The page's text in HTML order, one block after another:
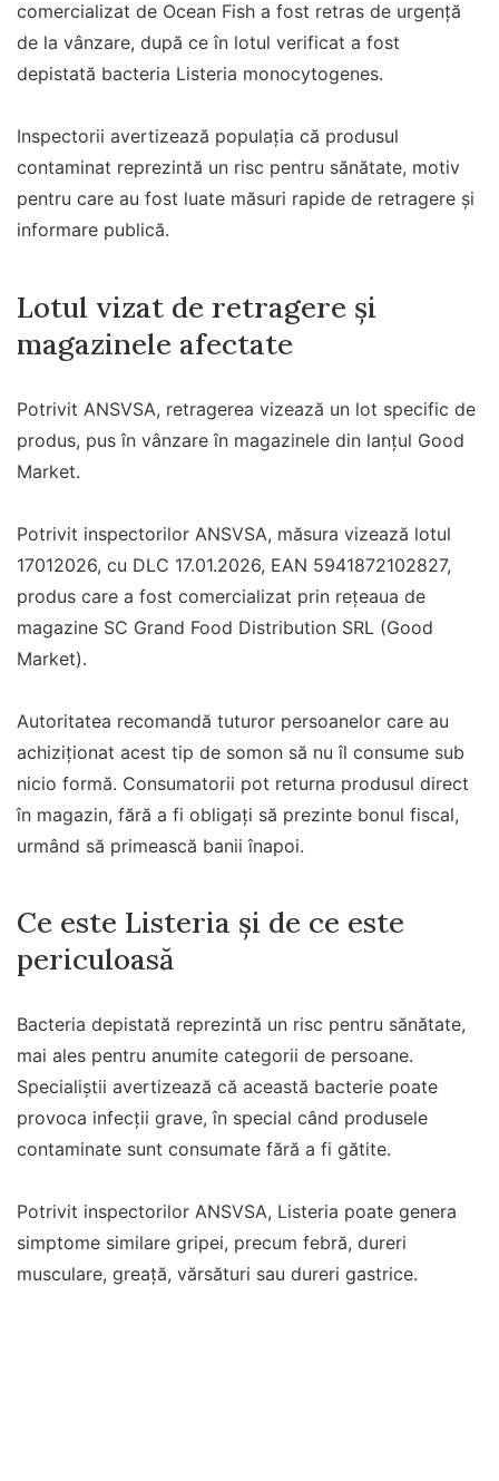
comercializat de Ocean Fish a fost retras de urgență
de la vânzare, după ce în lotul verificat a fost
depistată bacteria Listeria monocytogenes.
Inspectorii avertizează populația că produsul
contaminat reprezintă un risc pentru sănătate, motiv
pentru care au fost luate măsuri rapide de retragere și
informare publică.
Lotul vizat de retragere și
magazinele afectate
Potrivit ANSVSA, retragerea vizează un lot specific de
produs, pus în vânzare în magazinele din lanțul Good
Market.
Potrivit inspectorilor ANSVSA, măsura vizează lotul
17012026, cu DLC 17.01.2026, EAN 5941872102827,
produs care a fost comercializat prin rețeaua de
magazine SC Grand Food Distribution SRL (Good
Market).
Autoritatea recomandă tuturor persoanelor care au
achiziționat acest tip de somon să nu îl consume sub
nicio formă. Consumatorii pot returna produsul direct
în magazin, fără a fi obligați să prezinte bonul fiscal,
urmând să primească banii înapoi.
Ce este Listeria și de ce este
periculoasă
Bacteria depistată reprezintă un risc pentru sănătate,
mai ales pentru anumite categorii de persoane.
Specialiștii avertizează că această bacterie poate
provoca infecții grave, în special când produsele
contaminate sunt consumate fără a fi gătite.
Potrivit inspectorilor ANSVSA, Listeria poate genera
simptome similare gripei, precum febră, dureri
musculare, greață, vărsături sau dureri gastrice.